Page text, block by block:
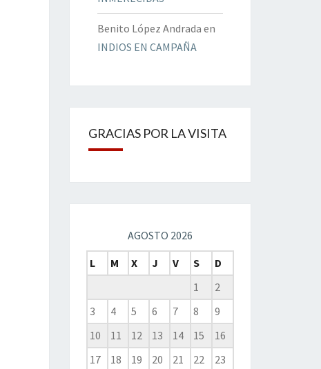
Benito López Andrada en
INDIOS EN CAMPAÑA
GRACIAS POR LA VISITA
AGOSTO 2026
L
M X J V S
D
1
2
3
4 5 6 7 8
9
10
11 12 13 14 15
16
17
18 19 20 21 22
23